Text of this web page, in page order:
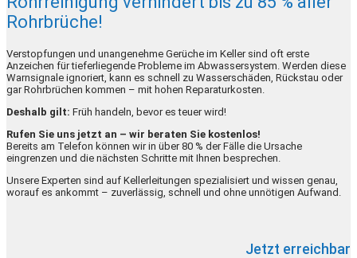
Rohrbrüche!
Verstopfungen und unangenehme Gerüche im Keller sind oft erste
Anzeichen für tieferliegende Probleme im Abwassersystem. Werden diese
Warnsignale ignoriert, kann es schnell zu Wasserschäden, Rückstau oder
gar Rohrbrüchen kommen – mit hohen Reparaturkosten.
Deshalb gilt: Früh handeln, bevor es teuer wird!
Rufen Sie uns jetzt an – wir beraten Sie kostenlos!
Bereits am Telefon können wir in über 80 % der Fälle die Ursache
eingrenzen und die nächsten Schritte mit Ihnen besprechen.
Unsere Experten sind auf Kellerleitungen spezialisiert und wissen genau,
worauf es ankommt – zuverlässig, schnell und ohne unnötigen Aufwand.
Jetzt erreichbar